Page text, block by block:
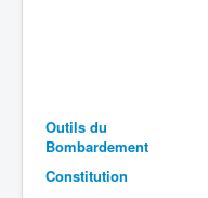
Personnels
Formation
Outils du
Bombardement
Constitution